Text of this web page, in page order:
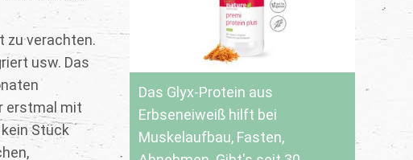
Das Glyx-Protein aus
Erbseneiweiß hilft bei
Muskelaufbau, Fasten,
zu verachten.
usw. Das
erstmal mit
Stück